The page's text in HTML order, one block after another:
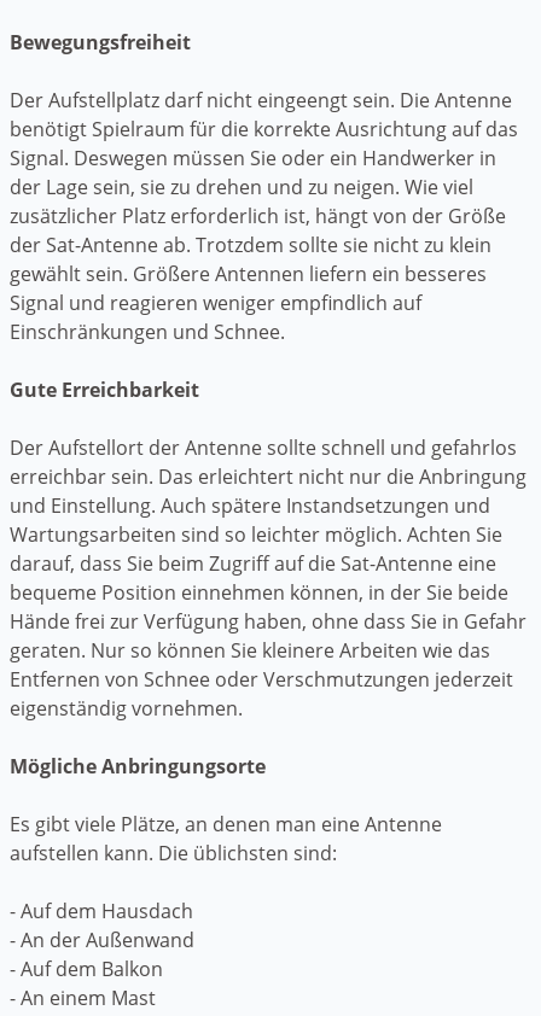
Bewegungsfreiheit
Der Aufstellplatz darf nicht eingeengt sein. Die Antenne
benötigt Spielraum für die korrekte Ausrichtung auf das
Signal. Deswegen müssen Sie oder ein Handwerker in
der Lage sein, sie zu drehen und zu neigen. Wie viel
zusätzlicher Platz erforderlich ist, hängt von der Größe
der Sat-Antenne ab. Trotzdem sollte sie nicht zu klein
gewählt sein. Größere Antennen liefern ein besseres
Signal und reagieren weniger empfindlich auf
Einschränkungen und Schnee.
Gute Erreichbarkeit
Der Aufstellort der Antenne sollte schnell und gefahrlos
erreichbar sein. Das erleichtert nicht nur die Anbringung
und Einstellung. Auch spätere Instandsetzungen und
Wartungsarbeiten sind so leichter möglich. Achten Sie
darauf, dass Sie beim Zugriff auf die Sat-Antenne eine
bequeme Position einnehmen können, in der Sie beide
Hände frei zur Verfügung haben, ohne dass Sie in Gefahr
geraten. Nur so können Sie kleinere Arbeiten wie das
Entfernen von Schnee oder Verschmutzungen jederzeit
eigenständig vornehmen.
Mögliche Anbringungsorte
Es gibt viele Plätze, an denen man eine Antenne
aufstellen kann. Die üblichsten sind:
- Auf dem Hausdach
- An der Außenwand
- Auf dem Balkon
- An einem Mast